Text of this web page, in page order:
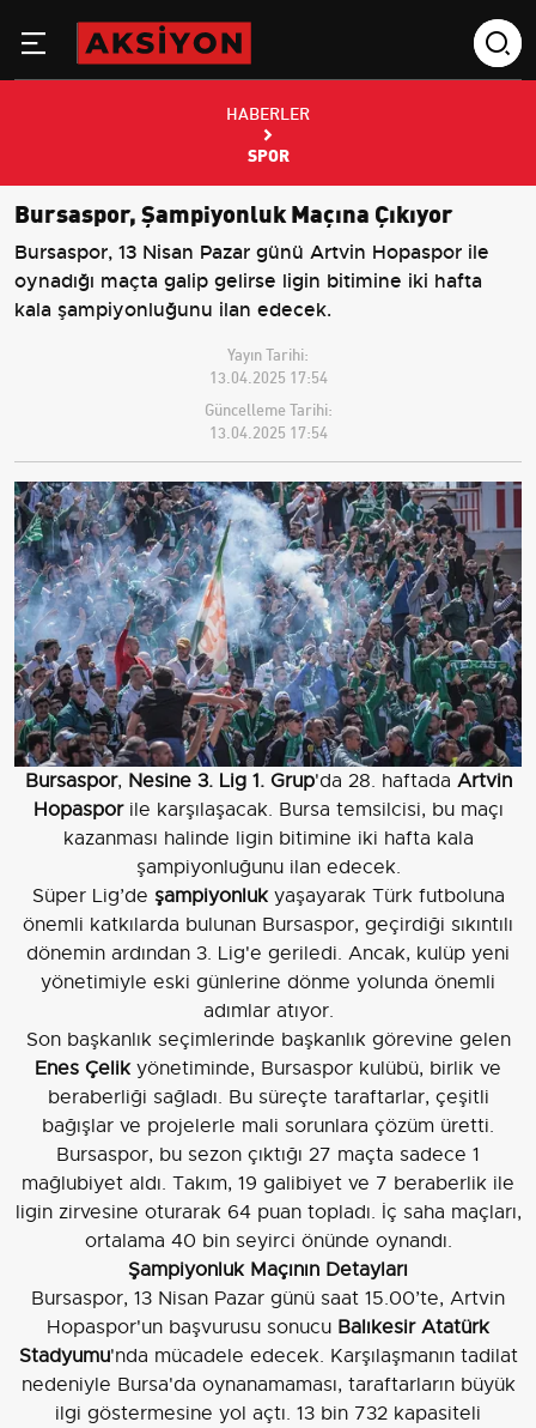
HABERLER
SPOR
Bursaspor, Şampiyonluk Maçına Çıkıyor
Bursaspor, 13 Nisan Pazar günü Artvin Hopaspor ile
oynadığı maçta galip gelirse ligin bitimine iki hafta
kala şampiyonluğunu ilan edecek.
Yayın Tarihi:
13.04.2025 17:54
Güncelleme Tarihi:
13.04.2025 17:54
Bursaspor, Nesine 3. Lig 1. Grup'da 28. haftada Artvin
Hopasporile karşılaşacak. Bursa temsilcisi, bu maçı
kazanması halinde ligin bitimine iki hafta kala
şampiyonluğunu ilan edecek.
Süper Lig’de şampiyonlukyaşayarak Türk futboluna
önemli katkılarda bulunan Bursaspor, geçirdiği sıkıntılı
dönemin ardından 3. Lig'e geriledi. Ancak, kulüp yeni
yönetimiyle eski günlerine dönme yolunda önemli
adımlar atıyor.
Son başkanlık seçimlerinde başkanlık görevine gelen
Enes Çelikyönetiminde, Bursaspor kulübü, birlik ve
beraberliği sağladı. Bu süreçte taraftarlar, çeşitli
bağışlar ve projelerle mali sorunlara çözüm üretti.
Bursaspor, bu sezon çıktığı 27 maçta sadece 1
mağlubiyet aldı. Takım, 19 galibiyet ve 7 beraberlik ile
ligin zirvesine oturarak 64 puan topladı. İç saha maçları,
ortalama 40 bin seyirci önünde oynandı.
Şampiyonluk Maçının Detayları
Bursaspor, 13 Nisan Pazar günü saat 15.00’te, Artvin
Hopaspor'un başvurusu sonucu Balıkesir Atatürk
Stadyumu'nda mücadele edecek. Karşılaşmanın tadilat
nedeniyle Bursa'da oynanamaması, taraftarların büyük
ilgi göstermesine yol açtı. 13 bin 732 kapasiteli